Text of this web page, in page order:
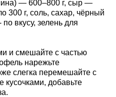
— 600–800 г, сыр —
300 г, соль, сахар, чёрный
вкусу, зелень для
и смешайте с частью
нарежьте
слегка перемешайте с
кусочками, добавьте